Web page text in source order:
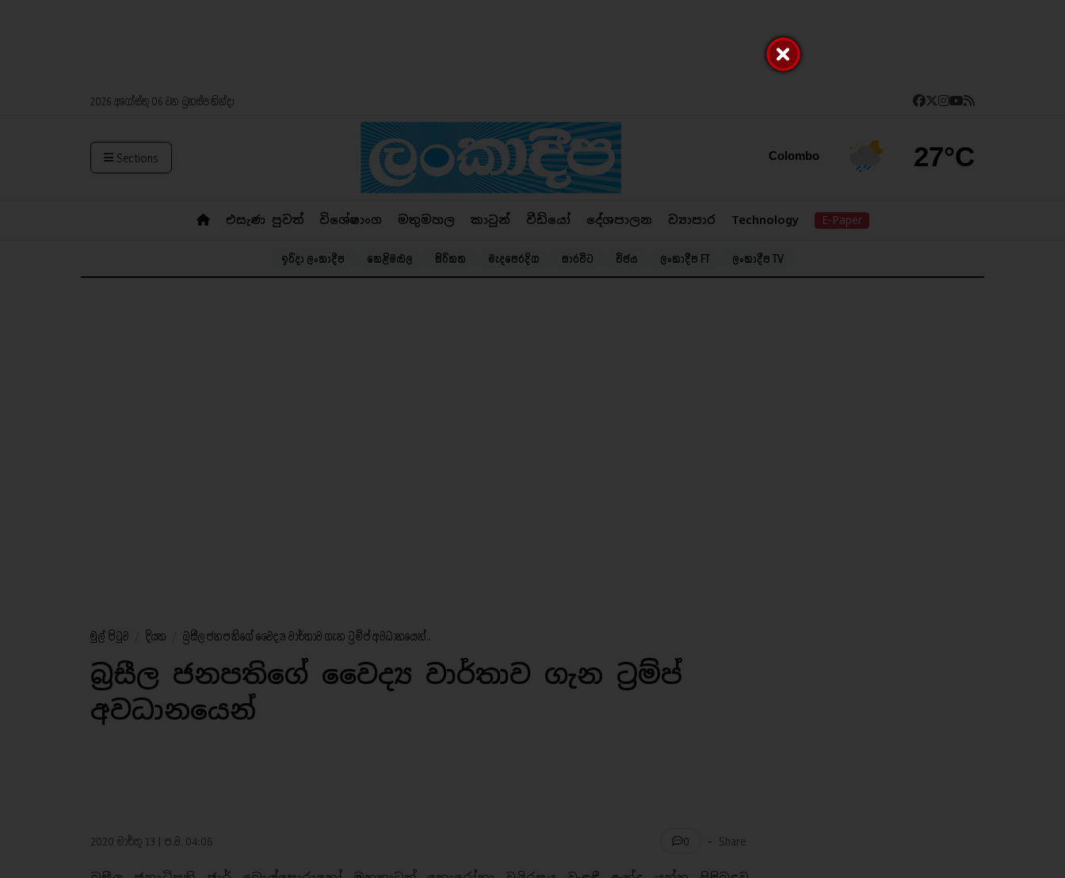
2026 අගෝස්තු 06 වන බ්‍රහස්පතින්දා
Sections Colombo 27°C
එසැණ පුවත් විශේෂාංග මතුමහල කාටූන් වීඩියෝ දේශපාලන ව්‍යාපාර Technology E-Paper
ඉරිදා ලංකාදීප කෙළිමඬල සිරිකත මැදපෙරදිග සාරවිට විජය ලංකාදීප FT ලංකාදීප TV
මුල් පිටුව දියත බ්‍රසීල ජනපතිගේ වෛද්‍ය වාර්තාව ගැන ට්‍රම්ප් අවධානයෙන්..
බ්‍රසීල ජනපතිගේ වෛද්‍ය වාර්තාව ගැන ට්‍රම්ප්
අවධානයෙන්
2020 මාර්තු 13 | ප.ව. 04:06 0 - Share